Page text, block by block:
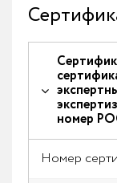
номер
Номер